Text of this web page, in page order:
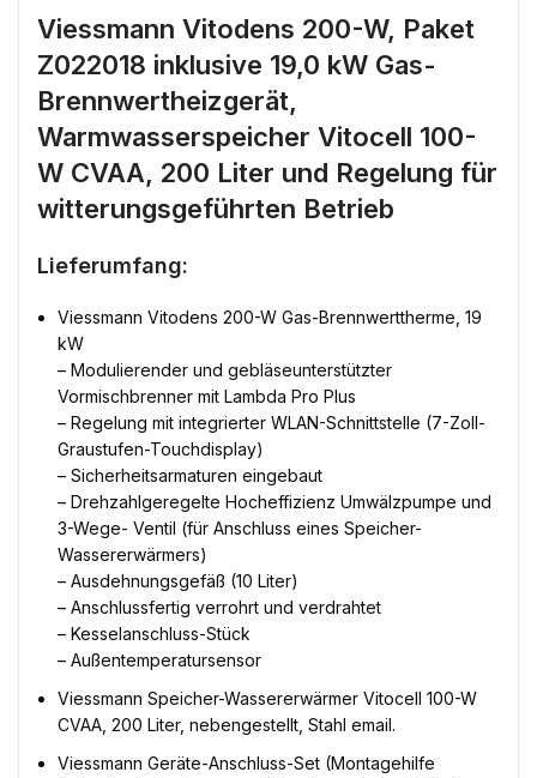
Viessmann Vitodens 200-W, Paket
Z022018 inklusive 19,0 kW Gas-
Brennwertheizgerät,
Warmwasserspeicher Vitocell 100-
W CVAA, 200 Liter und Regelung für
witterungsgeführten Betrieb
Lieferumfang:
Viessmann Vitodens 200-W Gas-Brennwerttherme, 19
kW
– Modulierender und gebläseunterstützter
Vormischbrenner mit Lambda Pro Plus
– Regelung mit integrierter WLAN-Schnittstelle (7-Zoll-
Graustufen-Touchdisplay)
– Sicherheitsarmaturen eingebaut
– Drehzahlgeregelte Hocheffizienz Umwälzpumpe und
3-Wege- Ventil (für Anschluss eines Speicher-
Wassererwärmers)
– Ausdehnungsgefäß (10 Liter)
– Anschlussfertig verrohrt und verdrahtet
– Kesselanschluss-Stück
– Außentemperatursensor
Viessmann Speicher-Wassererwärmer Vitocell 100-W
CVAA, 200 Liter, nebengestellt, Stahl email.
Viessmann Geräte-Anschluss-Set (Montagehilfe